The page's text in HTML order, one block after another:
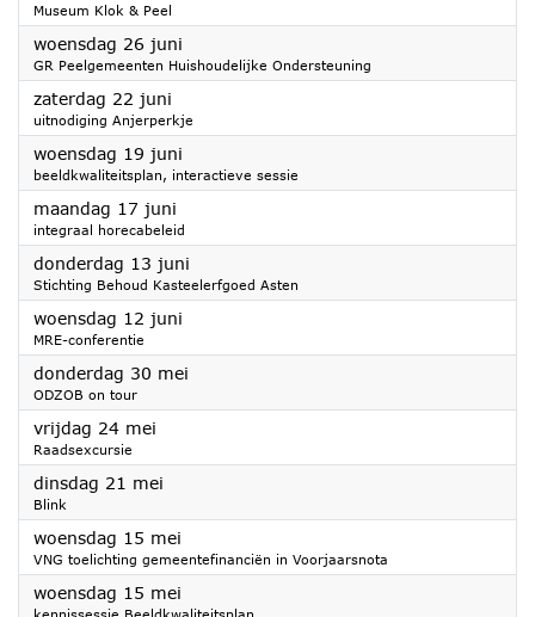
Museum Klok & Peel
woensdag 26 juni
GR Peelgemeenten Huishoudelijke Ondersteuning
zaterdag 22 juni
uitnodiging Anjerperkje
woensdag 19 juni
beeldkwaliteitsplan, interactieve sessie
maandag 17 juni
integraal horecabeleid
donderdag 13 juni
Stichting Behoud Kasteelerfgoed Asten
woensdag 12 juni
MRE-conferentie
donderdag 30 mei
ODZOB on tour
vrijdag 24 mei
Raadsexcursie
dinsdag 21 mei
Blink
woensdag 15 mei
VNG toelichting gemeentefinanciën in Voorjaarsnota
woensdag 15 mei